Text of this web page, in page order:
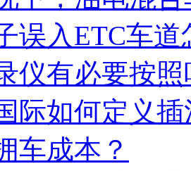
误入ETC车道
仪有必要按照
际如何定义
车成本？